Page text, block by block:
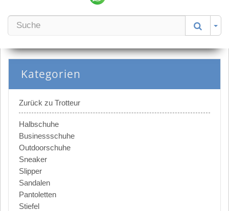
Kategorien
Zurück zu Trotteur
Halbschuhe
Businessschuhe
Outdoorschuhe
Sneaker
Slipper
Sandalen
Pantoletten
Stiefel